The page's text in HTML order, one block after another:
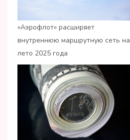
«Аэрофлот» расширяет
внутреннюю маршрутную сеть на
лето 2025 года